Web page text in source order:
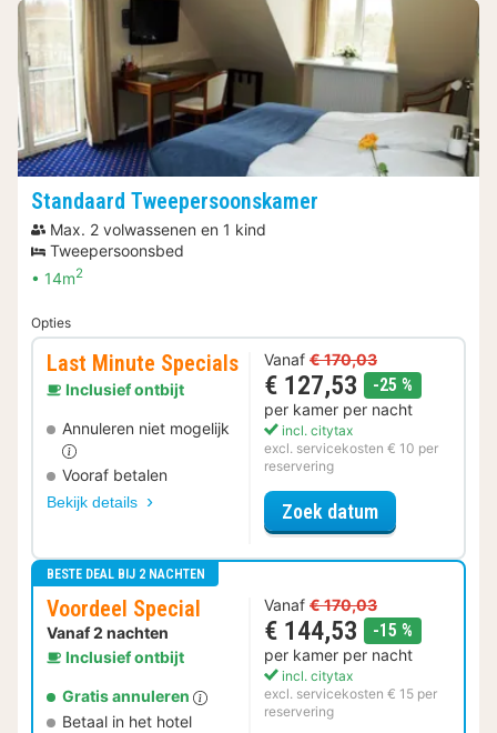
Standaard Tweepersoonskamer
Max. 2 volwassenen en 1 kind
Tweepersoonsbed
14m2
Opties
Last Minute Specials
Inclusief ontbijt
Annuleren niet mogelijk
Vooraf betalen
Bekijk details
Vanaf € 170,03
€ 127,53 -25 %
per kamer per nacht
incl. citytax
excl. servicekosten € 10 per
reservering
Zoek datumvoor Last
BESTE DEAL BIJ 2 NACHTEN
Voordeel Special
Vanaf 2 nachten
Inclusief ontbijt
Gratis annuleren
Betaal in het hotel
Vanaf € 170,03
€ 144,53 -15 %
per kamer per nacht
incl. citytax
excl. servicekosten € 15 per
reservering